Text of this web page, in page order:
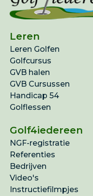
Leren
Leren Golfen
Golfcursus
GVB halen
GVB Cursussen
Handicap 54
Golflessen
Golf4iedereen
NGF-registratie
Referenties
Bedrijven
Video's
Instructiefilmpjes